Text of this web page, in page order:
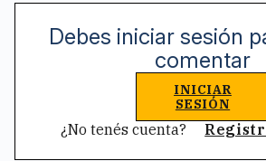
Debes iniciar sesión
comentar
INICIAR
SESIÓN
¿No tenés cuenta?